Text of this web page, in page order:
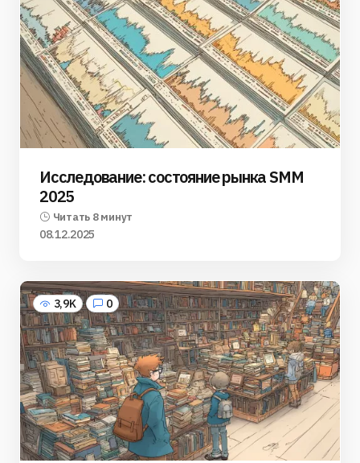
Исследование: состояние рынка SMM
2025
Читать 8 минут
08.12.2025
3,9K 0